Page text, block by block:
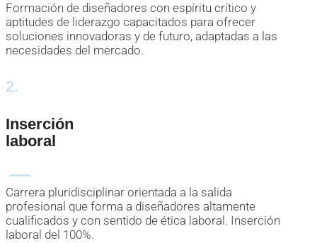
Formación de diseñadores con espíritu crítico y
aptitudes de liderazgo capacitados para ofrecer
soluciones innovadoras y de futuro, adaptadas a las
necesidades del mercado.
2.
Inserción
laboral
Carrera pluridisciplinar orientada a la salida
profesional que forma a diseñadores altamente
cualificados y con sentido de ética laboral. Inserción
laboral del 100%.